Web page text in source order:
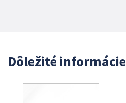
Dôležité informácie